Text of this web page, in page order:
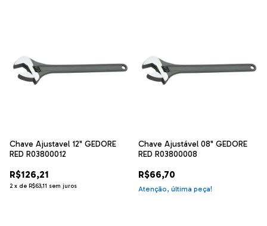
Chave Ajustavel 12" GEDORE
RED R03800012
R$126,21
2 x de R$63,11 sem juros
Chave Ajustável 08" GEDORE
RED R03800008
R$66,70
Atenção, última peça!